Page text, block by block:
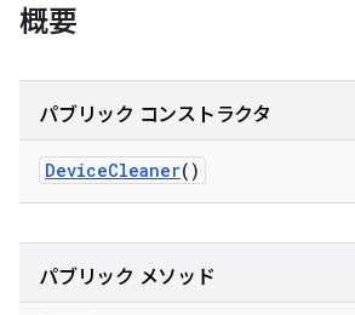
概要
パブリック コンストラクタ
DeviceCleaner()
パブリック メソッド